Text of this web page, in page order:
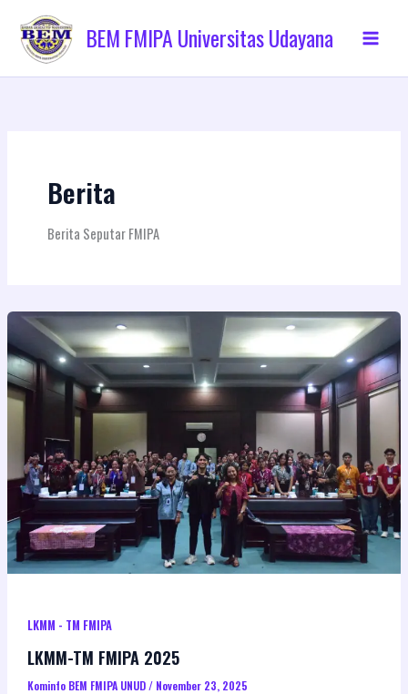
content
BEM FMIPA Universitas Udayana
Berita
Berita Seputar FMIPA
LKMM - TM FMIPA
LKMM-TM FMIPA 2025
Kominfo BEM FMIPA UNUD / November 23, 2025